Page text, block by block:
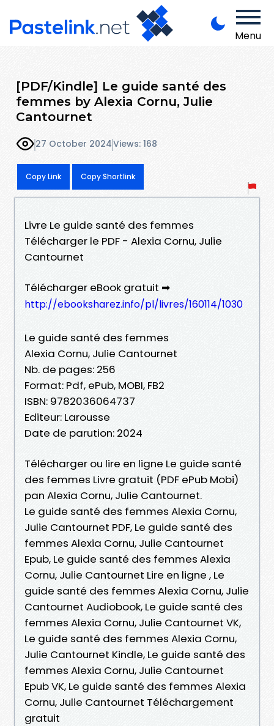
Menu
[PDF/Kindle] Le guide santé des
femmes by Alexia Cornu, Julie
Cantournet
27 October 2024Views: 168
Copy Link Copy Shortlink
Livre Le guide santé des femmes
Télécharger le PDF - Alexia Cornu, Julie
Cantournet
Télécharger eBook gratuit ➡
http://ebooksharez.info/pl/livres/160114/1030
Le guide santé des femmes
Alexia Cornu, Julie Cantournet
Nb. de pages: 256
Format: Pdf, ePub, MOBI, FB2
ISBN: 9782036064737
Editeur: Larousse
Date de parution: 2024
Télécharger ou lire en ligne Le guide santé
des femmes Livre gratuit (PDF ePub Mobi)
pan Alexia Cornu, Julie Cantournet.
Le guide santé des femmes Alexia Cornu,
Julie Cantournet PDF, Le guide santé des
femmes Alexia Cornu, Julie Cantournet
Epub, Le guide santé des femmes Alexia
Cornu, Julie Cantournet Lire en ligne , Le
guide santé des femmes Alexia Cornu, Julie
Cantournet Audiobook, Le guide santé des
femmes Alexia Cornu, Julie Cantournet VK,
Le guide santé des femmes Alexia Cornu,
Julie Cantournet Kindle, Le guide santé des
femmes Alexia Cornu, Julie Cantournet
Epub VK, Le guide santé des femmes Alexia
Cornu, Julie Cantournet Téléchargement
gratuit